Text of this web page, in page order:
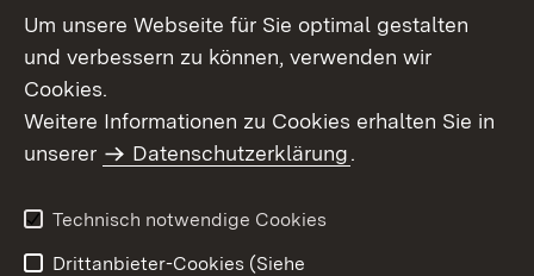
Benutzungshinweise
Erklärung zur
Um unsere Webseite für Sie optimal gestalten
und verbessern zu können, verwenden wir
Cookies.
Weitere Informationen zu Cookies erhalten Sie in
unserer
Datenschutzerklärung.
Technisch notwendige Cookies
Drittanbieter-Cookies (Siehe